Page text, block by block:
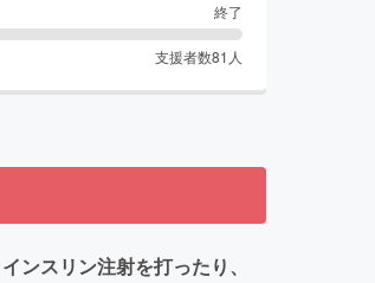
終了
支援者数81 人
ンスリン注射を打ったり、